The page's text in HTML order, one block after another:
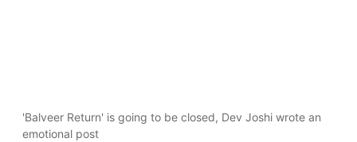
'Balveer Return' is going to be closed, Dev Joshi wrote an
emotional post